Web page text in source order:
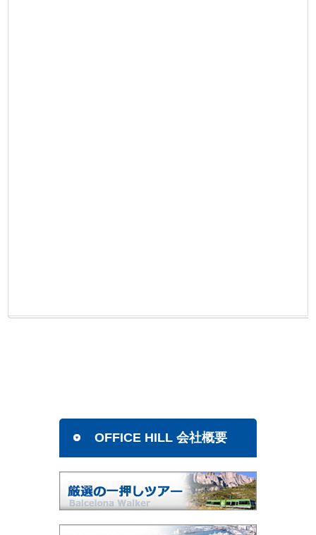
OFFICE HILL 会社概要